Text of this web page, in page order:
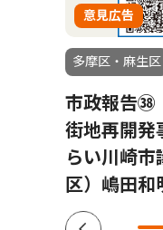
意見広告
多摩区・麻生区
市政報告
街地再開
らい川崎
区）嶋田和